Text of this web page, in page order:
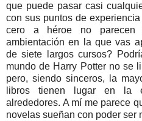
que puede pasar casi
con sus puntos de
cero a héroe no parecen
ambientación en la que vas
de siete largos cursos?
mundo de Harry Potter no se
pero, siendo sinceros, la
libros tienen lugar en la
alrededores. A mí me parece
novelas sueñan con poder ser